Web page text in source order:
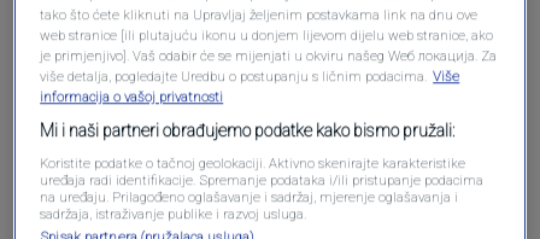
Oglas
tako što ćete kliknuti na Upravljaj željenim postavkama link na dnu ove
web stranice [ili plutajuću ikonu u donjem lijevom dijelu web stranice, ako
je primjenjivo]. Vaš odabir će se mijenjati u okviru našeg Wеб локација. Za
više detalja, pogledajte Uredbu o postupanju s ličnim podacima. Više
informacija o vašoj privatnosti
Mi i naši partneri obrađujemo podatke kako bismo pružali:
Koristite podatke o tačnoj geolokaciji. Aktivno skenirajte karakteristike
uređaja radi identifikacije. Spremanje podataka i/ili pristupanje podacima
na uređaju. Prilagođeno oglašavanje i sadržaj, mjerenje oglašavanja i
sadržaja, istraživanje publike i razvoj usluga.